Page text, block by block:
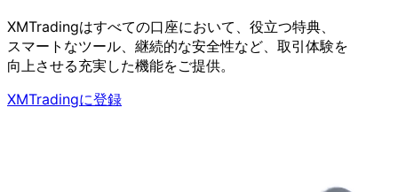
XMTradingはすべての口座において、 役立つ特典、
スマートなツール、 継続的な安全性など、 取引体験を
向上させる充実した機能をご提供。
XMTradingに登録